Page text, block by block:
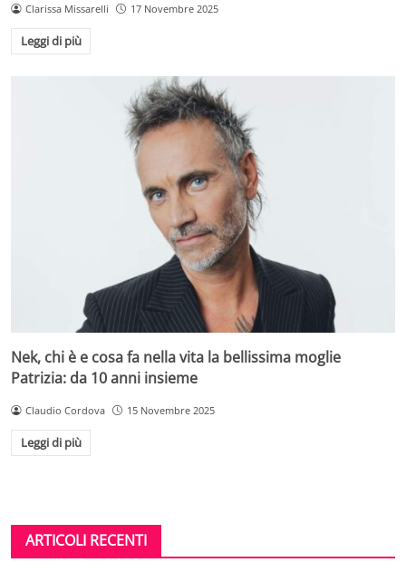
Clarissa Missarelli 17 Novembre 2025
Leggi di più
Nek, chi è e cosa fa nella vita la bellissima moglie
Patrizia: da 10 anni insieme
Claudio Cordova 15 Novembre 2025
Leggi di più
ARTICOLI RECENTI